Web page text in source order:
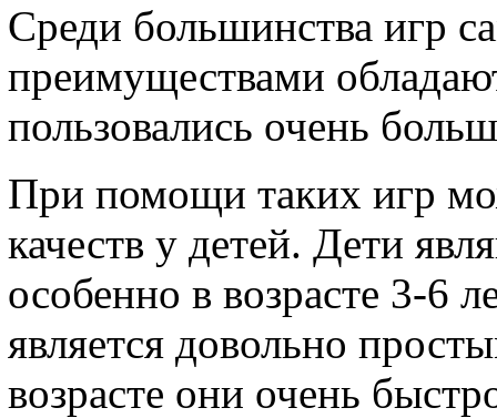
Среди большинства игр
преимуществами
пользовались очень
При помощи таких игр
качеств у детей. Дети
особенно в возрасте 3-6
является довольно
возрасте они очень